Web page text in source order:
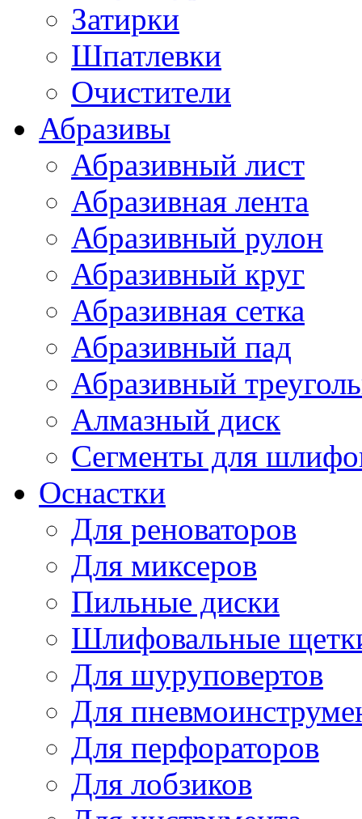
Затирки
Шпатлевки
Очистители
Абразивы
Абразивный лист
Абразивная лента
Абразивный рулон
Абразивный круг
Абразивная сетка
Абразивный пад
Абразивный
Алмазный диск
Сегменты для
Оснастки
Для реноваторов
Для миксеров
Пильные диски
Шлифовальные
Для шуруповертов
Для
Для перфораторов
Для лобзиков